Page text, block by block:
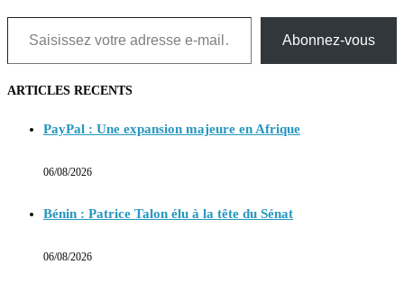
Saisissez votre adresse e-mail…
Abonnez-vous
ARTICLES RECENTS
PayPal : Une expansion majeure en Afrique
06/08/2026
Bénin : Patrice Talon élu à la tête du Sénat
06/08/2026